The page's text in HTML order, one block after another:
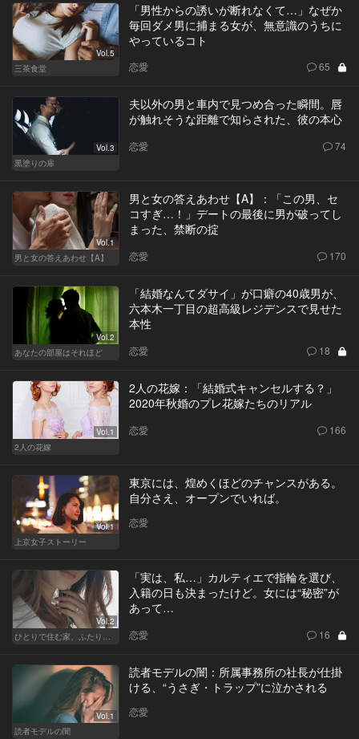
Vol.5
三茶食堂
「男性からの誘いが断れなくて…」なぜか
毎回ダメ男に捕まる女が、無意識のうちに
やっているコト
恋愛 65
Vol.3
黒塗りの扉
夫以外の男と車内で見つめ合った瞬間。唇
が触れそうな距離で知らされた、彼の本心
恋愛 74
Vol.1
男と女の答えあわせ【A】
男と女の答えあわせ【A】：「この男、セ
コすぎ…！」デートの最後に男が破ってし
まった、禁断の掟
恋愛 170
Vol.2
あなたの部屋はそれほど
「結婚なんてダサイ」が口癖の40歳男が、
六本木一丁目の超高級レジデンスで見せた
本性
恋愛 18
Vol.1
2人の花嫁
2人の花嫁：「結婚式キャンセルする？」
2020年秋婚のプレ花嫁たちのリアル
恋愛 166
Vol.1
上京女子ストーリー
東京には、煌めくほどのチャンスがある。
自分さえ、オープンでいれば。
恋愛
Vol.2
ひとりで住む家、ふたりで棲む家
「実は、私…」カルティエで指輪を選び、
入籍の日も決まったけど。女には“秘密”が
あって…
恋愛 16
Vol.1
読者モデルの闇
読者モデルの闇：所属事務所の社長が仕掛
ける、“うさぎ・トラップ”に泣かされる
恋愛